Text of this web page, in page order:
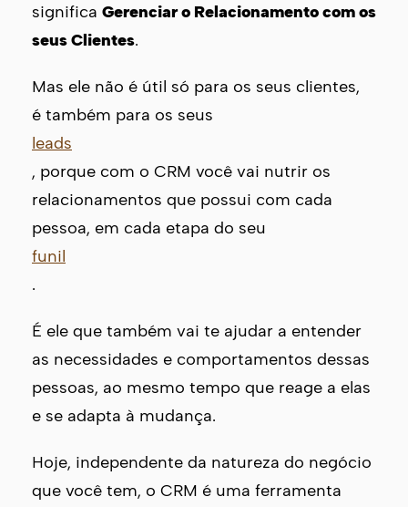
significa Gerenciar o Relacionamento com os
seus Clientes.
Mas ele não é útil só para os seus clientes,
é também para os seus
leads
, porque com o CRM você vai nutrir os
relacionamentos que possui com cada
pessoa, em cada etapa do seu
funil
.
É ele que também vai te ajudar a entender
as necessidades e comportamentos dessas
pessoas, ao mesmo tempo que reage a elas
e se adapta à mudança.
Hoje, independente da natureza do negócio
que você tem, o CRM é uma ferramenta